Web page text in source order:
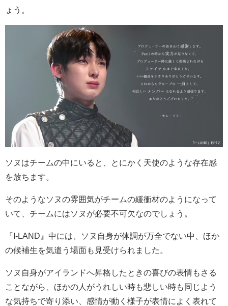
ょう。
ソヌはチームの中にいると、とにかく天使のような存在感
を放ちます。
そのようなソヌの雰囲気がチームの緩衝材のようになって
いて、チームにはソヌが必要不可欠なのでしょう。
『 I-LAND 』中には、ソヌ自身が体調が万全でない中、ほか
の候補生を気遣う場面も見受けられました。
ソヌ自身がアイランドへ昇格したときの喜びの表情もさる
ことながら、ほかの人がうれしい時も悲しい時も同じよう
な気持ちで寄り添い、感情が動く様子が表情によく表れて